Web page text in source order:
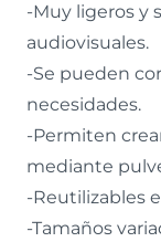
-Muy ligeros y
audiovisuales.
-Se pueden
necesidades.
-Permiten
mediante
-Reutilizables
-Tamaños